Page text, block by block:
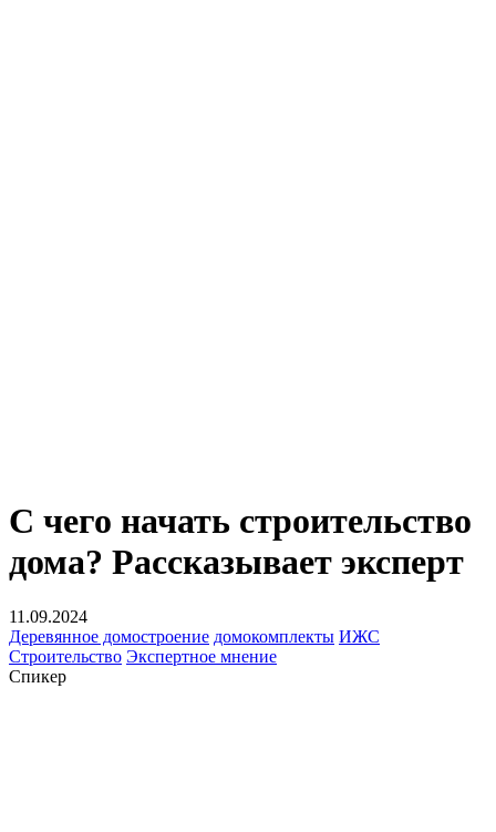
С чего начать строительство
дома? Рассказывает эксперт
11.09.2024
Деревянное домостроение домокомплекты ИЖС
Строительство Экспертное мнение
Спикер